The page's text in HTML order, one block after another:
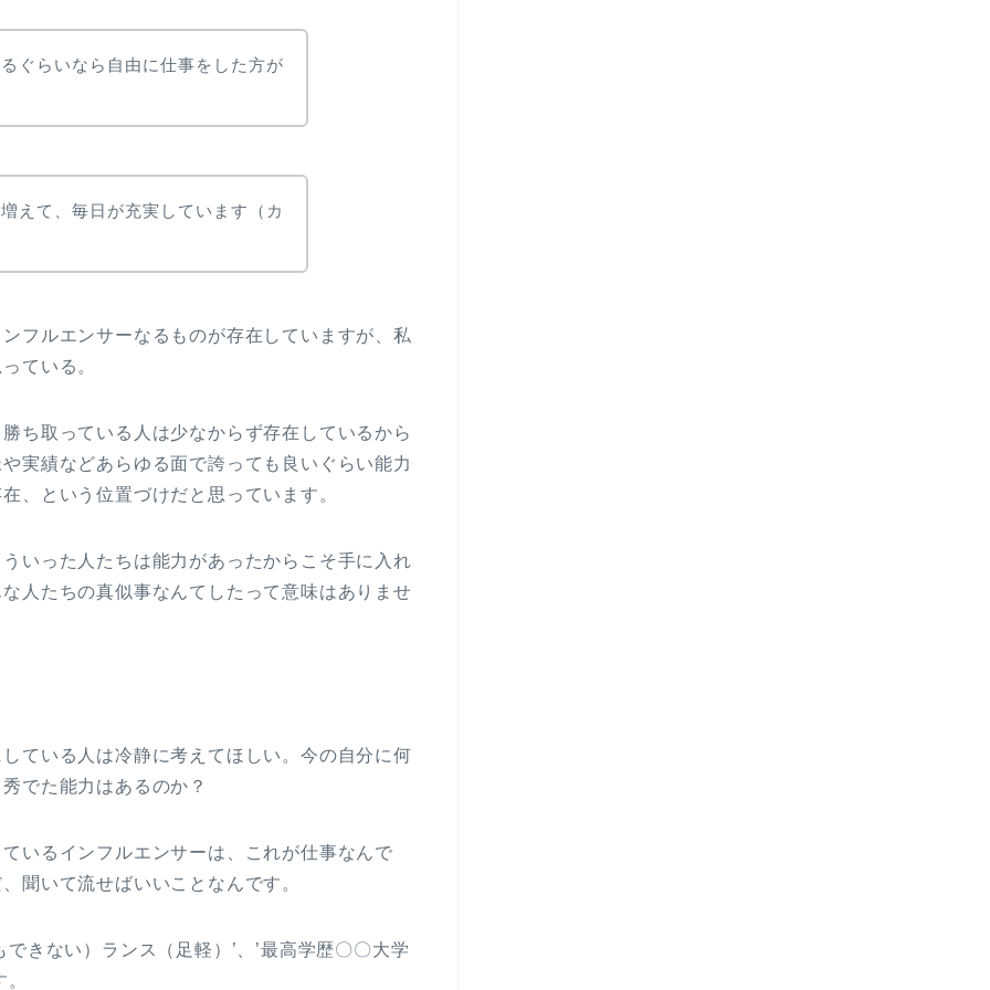
ぐらいなら自由に仕事をした方が
えて、毎日が充実しています（カ
フルエンサーなるものが存在していますが、私
ている。
ち取っている人は少なからず存在しているから
実績などあらゆる面で誇っても良いぐらい能力
、という位置づけだと思っています。
いった人たちは能力があったからこそ手に入れ
人たちの真似事なんてしたって意味はありませ
ている人は冷静に考えてほしい。今の自分に何
でた能力はあるのか？
いるインフルエンサーは、これが仕事なんで
聞いて流せばいいことなんです。
きない）ランス（足軽）’、’最高学歴〇〇大学